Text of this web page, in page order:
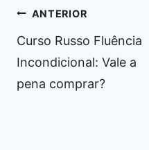
Navegação
de
Post
ANTERIOR
Curso Russo Fluência
Incondicional: Vale a
pena comprar?